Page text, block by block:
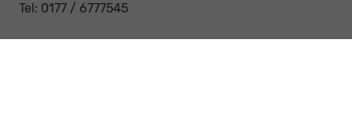
Tel: 0177 / 6777545